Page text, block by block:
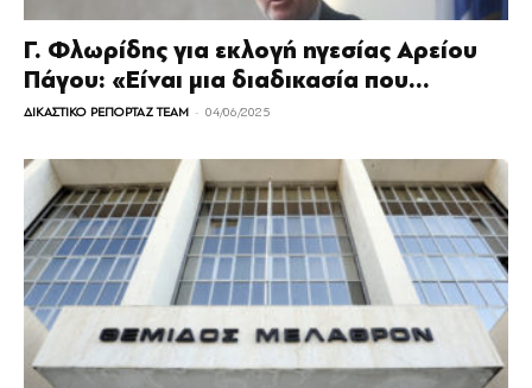
Γ. Φλωρίδης για εκλογή ηγεσίας Αρείου
Πάγου: «Είναι μια διαδικασία που...
ΔΙΚΑΣΤΙΚΟ ΡΕΠΟΡΤΑΖ TEAM - 04/06/2025